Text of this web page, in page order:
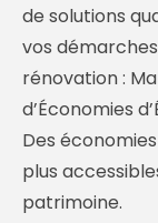
de solutions
vos
rénovation :
d’Économies
Des
plus
patrimoine.